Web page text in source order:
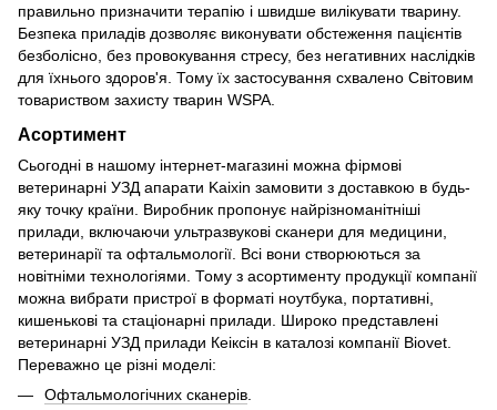
правильно призначити терапію і швидше вилікувати тварину.
Безпека приладів дозволяє виконувати обстеження пацієнтів
безболісно, без провокування стресу, без негативних наслідків
для їхнього здоров'я. Тому їх застосування схвалено Світовим
товариством захисту тварин WSPA.
Асортимент
Сьогодні в нашому інтернет-магазині можна фірмові
ветеринарні УЗД апарати Kaixin замовити з доставкою в будь-
яку точку країни. Виробник пропонує найрізноманітніші
прилади, включаючи ультразвукові сканери для медицини,
ветеринарії та офтальмології. Всі вони створюються за
новітніми технологіями. Тому з асортименту продукції компанії
можна вибрати пристрої в форматі ноутбука, портативні,
кишенькові та стаціонарні прилади. Широко представлені
ветеринарні УЗД прилади Кеіксін в каталозі компанії Biovet.
Переважно це різні моделі:
Офтальмологічних сканерів